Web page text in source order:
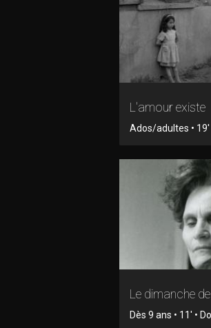
L'amour existe
Ados/adultes •
Le dimanche
Dès 9 ans • 11' •